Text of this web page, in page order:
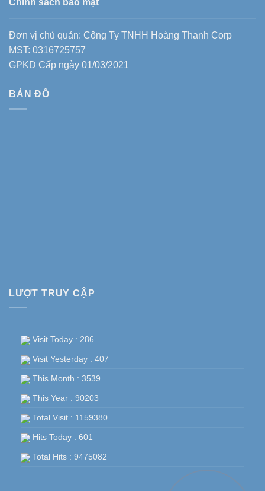
Chính sách bảo mật
Đơn vị chủ quản: Công Ty TNHH Hoàng Thanh Corp
MST: 0316725757
GPKD Cấp ngày 01/03/2021
BẢN ĐỒ
LƯỢT TRUY CẬP
Visit Today : 286
Visit Yesterday : 407
This Month : 3539
This Year : 90203
Total Visit : 1159380
Hits Today : 601
Total Hits : 9475082